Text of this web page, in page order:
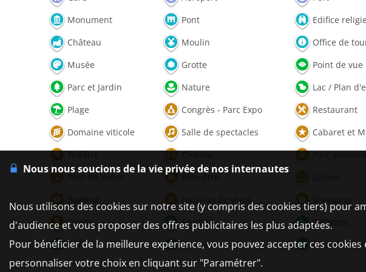
Monument
Pont
Edifice
Château
Moulin
Office de
Musée
Grotte
Point de vue
Parc et Jardin
Nature
Lac / Plan
Plage
Congrès - Parc Expo
Restaurant
Domaine viticole
Salle de spectacles
Cabaret et
Bowling
Location de vélos
Divers
Football
Patinoire
Golf
Equitation Circuit auto/
Nous nous soucions de la vie privée de nos internautes
Nous utilisons des cookies sur notre site (y compris des cookies tiers) pour
d'audience et vous proposer des offres publicitaires les plus adaptées.
Pour bénéficier de la meilleure expérience, vous pouvez accepter ces
personnaliser votre choix en cliquant sur "Paramétrer".